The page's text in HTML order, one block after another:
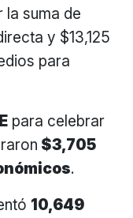
suma de
y $13,125
para
para celebrar
$3,705
.
10,649